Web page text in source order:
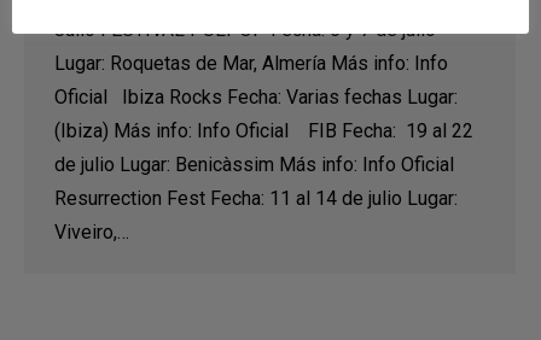
Julio FESTIVAL PULPOP Fecha: 6 y 7 de julio
Lugar: Roquetas de Mar, Almería Más info: Info
Oficial Ibiza Rocks Fecha: Varias fechas Lugar:
(Ibiza) Más info: Info Oficial FIB Fecha: 19 al 22
de julio Lugar: Benicàssim Más info: Info Oficial
Resurrection Fest Fecha: 11 al 14 de julio Lugar:
Viveiro,…